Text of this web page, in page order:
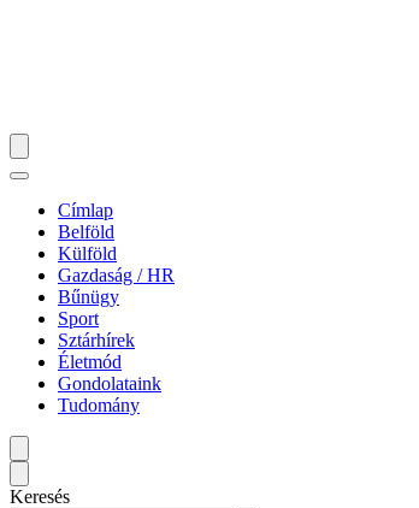
Címlap
Belföld
Külföld
Gazdaság / HR
Bűnügy
Sport
Sztárhírek
Életmód
Gondolataink
Tudomány
Keresés